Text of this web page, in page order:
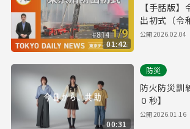
01:42
【手話版
出初式（令
デイリーニ
公開2026.02.04
00:31
防災
防火防災訓
０秒】
公開2026.01.16